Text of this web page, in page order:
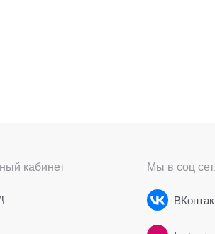
кабинет Мы в соц